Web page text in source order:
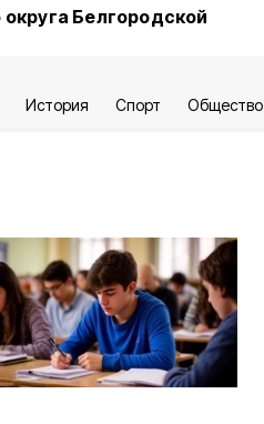
Белгородской
История Спорт Общество